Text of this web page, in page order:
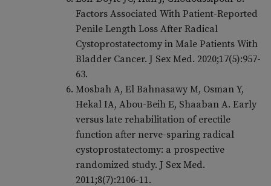
Factors Associated With Patient-Reported
Penile Length Loss After Radical
Cystoprostatectomy in Male Patients With
Bladder Cancer. J Sex Med. 2020;17(5):957-
63.
Mosbah A, El Bahnasawy M, Osman Y,
Hekal IA, Abou-Beih E, Shaaban A. Early
versus late rehabilitation of erectile
function after nerve-sparing radical
cystoprostatectomy: a prospective
randomized study. J Sex Med.
2011;8(7):2106-11.